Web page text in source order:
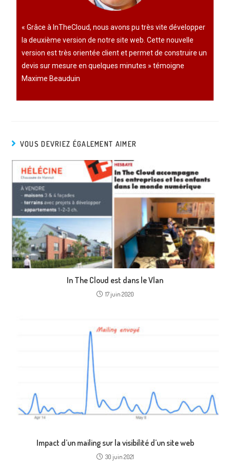
« Grâce à InTheCloud, nous avons pu très vite développer
la deuxième version de notre site web. Cette nouvelle
version est très orientée client et permet de construire un
devis sur mesure en quelques minutes » témoigne
Maxime Beauduin
VOUS DEVRIEZ ÉGALEMENT AIMER
In The Cloud est dans le Vlan
17 juin 2020
Impact d’un mailing sur la visibilité d’un site web
30 juin 2021